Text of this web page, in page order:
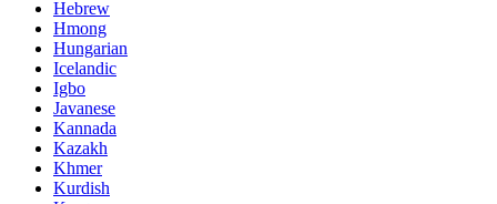
Hebrew
Hmong
Hungarian
Icelandic
Igbo
Javanese
Kannada
Kazakh
Khmer
Kurdish